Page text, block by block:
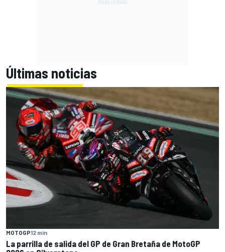
Últimas noticias
MOTOGP12 min
La parrilla de salida del GP de Gran Bretaña de MotoGP